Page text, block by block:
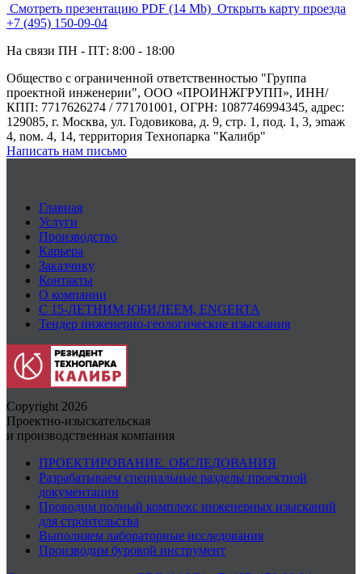
Смотреть презентацию PDF (14 Mb) Открыть карту проезда
+7 (495) 150-09-04
На связи ПН - ПТ: 8:00 - 18:00
Общество с ограниченной ответственностью "Группа
проектной инженерии", ООО «ПРОИНЖГРУПП», ИНН/
КПП: 7717626274 / 771701001, ОГРН: 1087746994345, адрес:
129085, г. Москва, ул. Годовикова, д. 9, стр. 1, под. 1, 3, эmаж
4, nом. 4, 14, территория Технопарка "Калибр"
Написать нам письмо
Главная
Услуги
Производство
Карьера
Заказчику
Контакты
О компании
С 15-ЛЕТНИМ ЮБИЛЕЕМ, ENGERTA
Тендер инженерно-геологические изыскания
Copyright 2026
Проектно-изыскательская
и производственная компания
ПРОЕКТИРОВАНИЕ. ОБСЛЕДОВАНИЯ
Разрабатываем специальные разделы проектной
документации
Проводим полный комплекс инженерных изысканий
для строительства
Выполняем лабораторные исследования
Производим буровой инструмент